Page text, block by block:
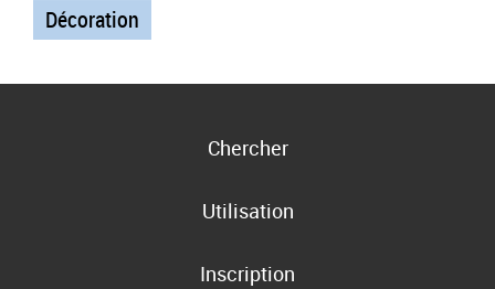
Décoration
Chercher
Utilisation
Inscription